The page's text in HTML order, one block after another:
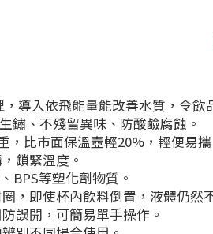
導入依飛能量能改善水質，令飲
鏽、不殘留異味、防酸鹼腐蝕。
，比市面保溫壺輕20%，輕便易攜
鎖緊溫度。
BPS等塑化劑物質。
，即使杯內飲料倒置，液體仍然
誤開，可簡易單手操作。